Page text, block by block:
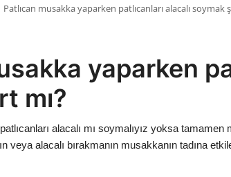
Patlıcan musakka yaparken patlıcanları alacalı soymak
yaparken
mı?
alacalı mı soymalıyız yoksa
veya alacalı bırakmanın musakkanın tadına